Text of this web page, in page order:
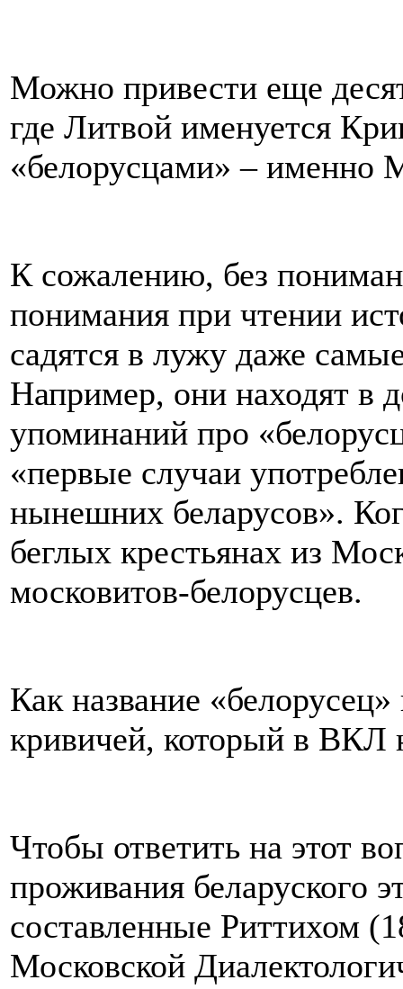
Можно привести еще
где Литвой именуется
«белорусцами» – именно
К сожалению, без
понимания при чтении
садятся в лужу даже
Например, они находят в
упоминаний про
«первые случаи
нынешних беларусов».
беглых крестьянах из
московитов-белорусцев.
Как название
кривичей, который в ВКЛ
Чтобы ответить на этот
проживания
составленные Риттихом
Московской